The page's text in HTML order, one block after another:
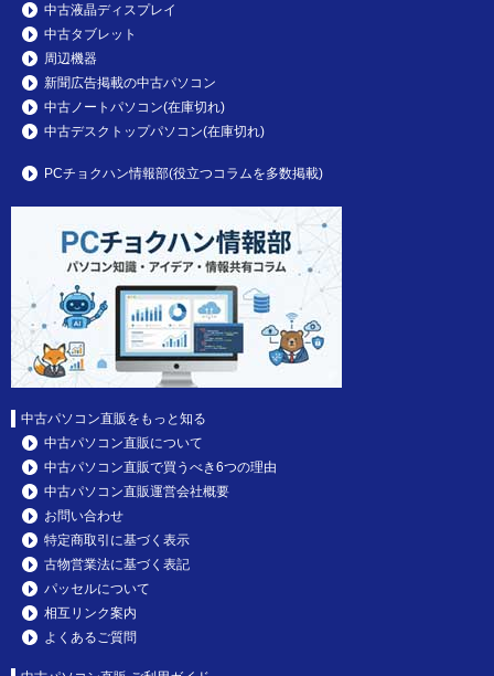
中古液晶ディスプレイ
中古タブレット
周辺機器
新聞広告掲載の中古パソコン
中古ノートパソコン(在庫切れ)
中古デスクトップパソコン(在庫切れ)
PCチョクハン情報部(役立つコラムを多数掲載)
中古パソコン直販をもっと知る
中古パソコン直販について
中古パソコン直販で買うべき6つの理由
中古パソコン直販運営会社概要
お問い合わせ
特定商取引に基づく表示
古物営業法に基づく表記
パッセルについて
相互リンク案内
よくあるご質問